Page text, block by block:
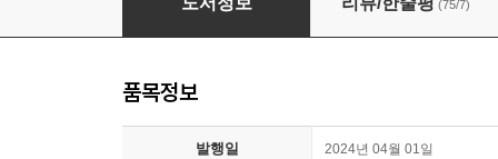
(75/7)
품목정보
발행일 2024년 04월 01일